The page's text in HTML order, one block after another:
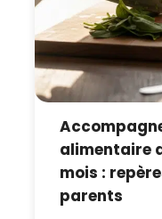
alimentaire
mois :
parents